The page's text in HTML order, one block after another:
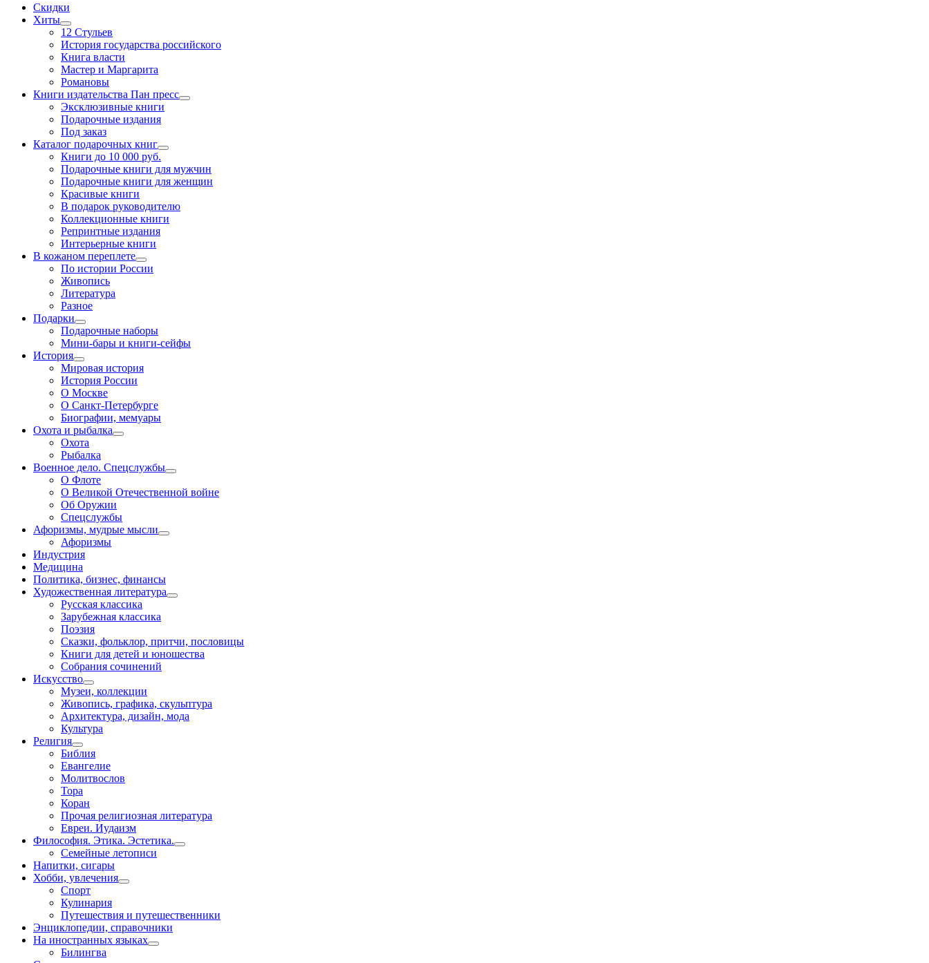
Скидки
Хиты
12 Стульев
История государства российского
Книга власти
Мастер и Маргарита
Романовы
Книги издательства Пан пресс
Эксклюзивные книги
Подарочные издания
Под заказ
Каталог подарочных книг
Книги до 10 000 руб.
Подарочные книги для мужчин
Подарочные книги для женщин
Красивые книги
В подарок руководителю
Коллекционные книги
Репринтные издания
Интерьерные книги
В кожаном переплете
По истории России
Живопись
Литература
Разное
Подарки
Подарочные наборы
Мини-бары и книги-сейфы
История
Мировая история
История России
О Москве
О Санкт-Петербурге
Биографии, мемуары
Охота и рыбалка
Охота
Рыбалка
Военное дело. Спецслужбы
О Флоте
О Великой Отечественной войне
Об Оружии
Спецслужбы
Афоризмы, мудрые мысли
Афоризмы
Индустрия
Медицина
Политика, бизнес, финансы
Художественная литература
Русская классика
Зарубежная классика
Поэзия
Сказки, фольклор, притчи, пословицы
Книги для детей и юношества
Собрания сочинений
Искусство
Музеи, коллекции
Живопись, графика, скульптура
Архитектура, дизайн, мода
Культура
Религия
Библия
Евангелие
Молитвослов
Тора
Коран
Прочая религиозная литература
Евреи. Иудаизм
Философия. Этика. Эстетика.
Семейные летописи
Напитки, сигары
Хобби, увлечения
Спорт
Кулинария
Путешествия и путешественники
Энциклопедии, справочники
На иностранных языках
Билингва